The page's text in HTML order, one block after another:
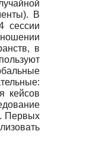
В
сессии
в
кейсов
Первых